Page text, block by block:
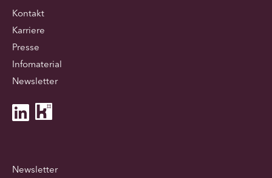
Kontakt
Karriere
Presse
Infomaterial
Newsletter
Newsletter